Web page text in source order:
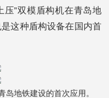
压”双模盾构机在青岛地
这种盾构设备在国内首
岛地铁建设的首次应用。